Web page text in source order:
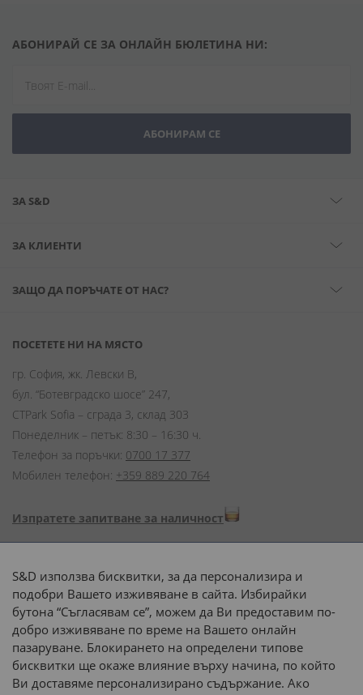
АБОНИРАЙ СЕ ЗА ОНЛАЙН БЮЛЕТИНА НИ:
АБОНИРАМ СЕ
ЗА S&D
ЗА КЛИЕНТИ
ЗАЩО ДА ПОРЪЧАТЕ ОТ НАС?
ПОСЕТЕТЕ НИ НА МЯСТО
гр. София, жк. Левски В,
бул. “Ботевградско шосе” 247,
CTPark Sofia – сграда 3, склад 303
Понеделник – петък: 8:30 – 16:30 ч.
Телефон за поръчки: 0700 17 377
Мобилен телефон: +359 889 220 764
Изпратете запитване за наличност
Начини на плащане:
Доставка до адрес с:
или
наш транспорт
S&D използва бисквитки, за да персонализира и
подобри Вашето изживяване в сайта. Избирайки
бутона “Съгласявам се”, можем да Ви предоставим по-
добро изживяване по време на Вашето онлайн
пазаруване. Блокирането на определени типове
бисквитки ще окаже влияние върху начина, по който
Ви доставяме персонализирано съдържание. Ако